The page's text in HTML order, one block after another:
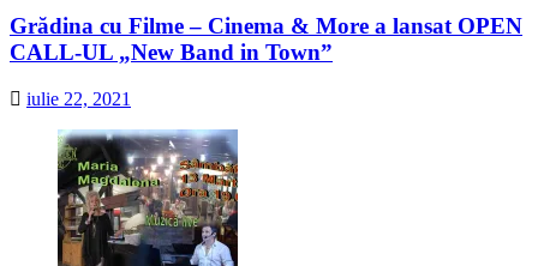
Grădina cu Filme – Cinema & More a lansat OPEN
CALL-UL „New Band in Town”
iulie 22, 2021